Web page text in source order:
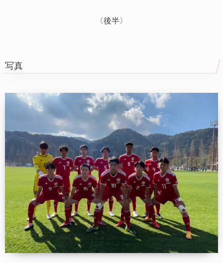
〈後半〉
写真